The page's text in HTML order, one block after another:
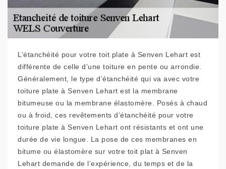
L’étanchéité pour votre toit plate à Senven Lehart est
différente de celle d’une toiture en pente ou arrondie.
Généralement, le type d’étanchéité qui va avec votre
toiture plate à Senven Lehart est la membrane
bitumeuse ou la membrane élastomère. Posés à chaud
ou à froid, ces revêtements d’étanchéité pour votre
toiture plate à Senven Lehart ont résistants et ont une
durée de vie longue. La pose de ces membranes en
bitume ou élastomère sur votre toit plat à Senven
Lehart demande de l’expérience, du temps et de la